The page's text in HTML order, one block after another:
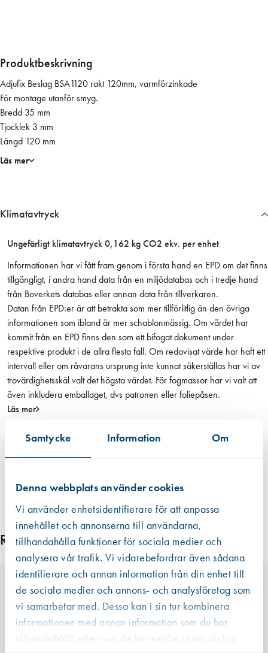
Samtycke Information Om
Denna webbplats använder cookies
Vi använder enhetsidentifierare för att anpassa
innehållet och annonserna till användarna,
tillhandahålla funktioner för sociala medier och
analysera vår trafik. Vi vidarebefordrar även sådana
identifierare och annan information från din enhet till
de sociala medier och annons- och analysföretag som
vi samarbetar med. Dessa kan i sin tur kombinera
informationen med annan information som du har
tillhandahållit eller som de har samlat in när du har
g
B
S
A
1
1
2
k
1
0
m
m
m
ä
n
g
d
Klimatavtryck
Ungefärligt klimatavtryck 0,162 kg CO2 ekv. per enhet
Informationen har vi fått fram genom i första hand en EPD om det finns
tillgängligt, i andra hand data från en miljödatabas och i tredje hand
från Boverkets databas eller annan data från tillverkaren.
Datan från EPD:er är att betrakta som mer tillförlitlig än den övriga
informationen som ibland är mer schablonmässig. Om värdet har
kommit från en EPD finns den som ett bifogat dokument under
respektive produkt i de allra flesta fall. Om redovisat värde har haft ett
intervall eller om råvarans ursprung inte kunnat säkerställas har vi av
trovärdighetsskäl valt det högsta värdet. För fogmassor har vi valt att
även inkludera emballaget, dvs patronen eller foliepåsen.
Läs mer
Produktbeskrivning
Adjufix Beslag BSA1120 rakt 120mm, varmförzinkade
För montage utanför smyg.
Bredd 35 mm
Tjocklek 3 mm
Längd 120 mm
Läs mer
Relaterade produkter